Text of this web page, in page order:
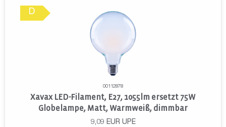
D
00112878
Xavax LED-Filament, E27, 1055lm ersetzt 75W
Globelampe, Matt, Warmweiß, dimmbar
9,09 EUR UPE